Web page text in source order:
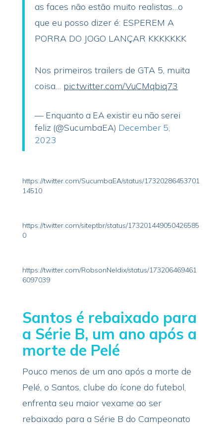
as faces não estão muito realistas…o
que eu posso dizer é: ESPEREM A
PORRA DO JOGO LANÇAR KKKKKKK
Nos primeiros trailers de GTA 5, muita
coisa… pic.twitter.com/VuCMqbiq73
— Enquanto a EA existir eu não serei
feliz (@SucumbaEA) December 5,
2023
https://twitter.com/SucumbaEA/status/17320286453701
14510
https://twitter.com/siteptbr/status/173201449050426585
0
https://twitter.com/RobsonNeldix/status/173206469461
6097039
Santos é rebaixado para
a Série B, um ano após a
morte de Pelé
Pouco menos de um ano após a morte de
Pelé, o Santos, clube do ícone do futebol,
enfrenta seu maior vexame ao ser
rebaixado para a Série B do Campeonato